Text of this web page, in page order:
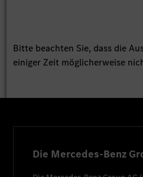
Bitte beachten Sie, dass die
einiger Zeit möglicherweise
Die Mercedes-Benz